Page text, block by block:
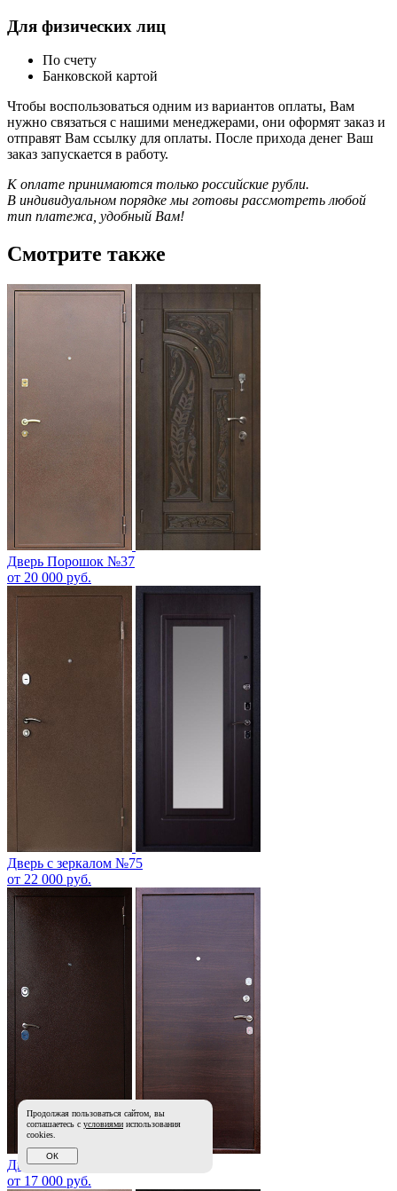
Для физических лиц
По счету
Банковской картой
Чтобы воспользоваться одним из вариантов оплаты, Вам
нужно связаться с нашими менеджерами, они оформят заказ и
отправят Вам ссылку для оплаты. После прихода денег Ваш
заказ запускается в работу.
К оплате принимаются только российские рубли.
В индивидуальном порядке мы готовы рассмотреть любой
тип платежа, удобный Вам!
Смотрите также
Дверь Порошок №37
от 20 000 руб.
Дверь с зеркалом №75
от 22 000 руб.
Дверь Порошок №62
от 17 000 руб.
Продолжая пользоваться сайтом, вы
соглашаетесь с условиями использования
cookies.
ОК